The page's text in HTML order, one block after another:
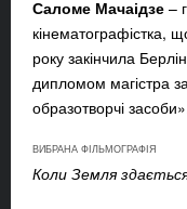
Саломе Мачаідзе –
кінематографістка,
року закінчила
дипломом магістра
образотворчі
ВИБРАНА ФІЛЬМОГРАФІЯ
Коли Земля